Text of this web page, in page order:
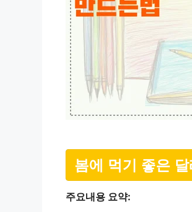
봄에 먹기 좋은
주요내용 요약: